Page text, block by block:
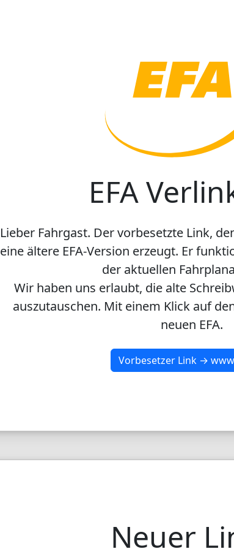
EFA
Lieber Fahrgast. Der vorbesetzte Link,
eine ältere EFA-Version erzeugt. Er
der aktuellen
Wir haben uns erlaubt, die alte
auszutauschen. Mit einem Klick auf
neuen EFA.
Vorbesetzer Link →
Neuer